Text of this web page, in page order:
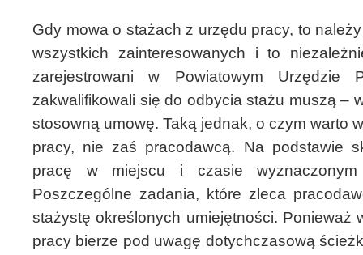
Gdy mowa o stażach z urzędu pracy, to
wszystkich zainteresowanych i to
zarejestrowani w Powiatowym Urzędzie
zakwalifikowali się do odbycia stażu muszą –
stosowną umowę. Taką jednak, o czym warto
pracy, nie zaś pracodawcą. Na podstawie
pracę w miejscu i czasie wyznaczonym
Poszczególne zadania, które zleca
stażystę określonych umiejętności. Ponieważ
pracy bierze pod uwagę dotychczasową